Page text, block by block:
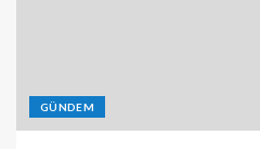
GÜNDEM